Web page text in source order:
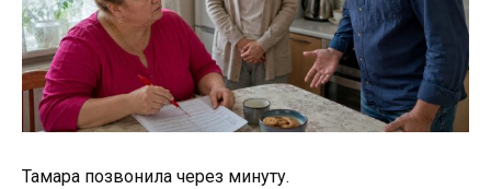
Тамара позвонила через минуту.